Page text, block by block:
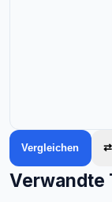
Vergleichen ⇄
Verwandte